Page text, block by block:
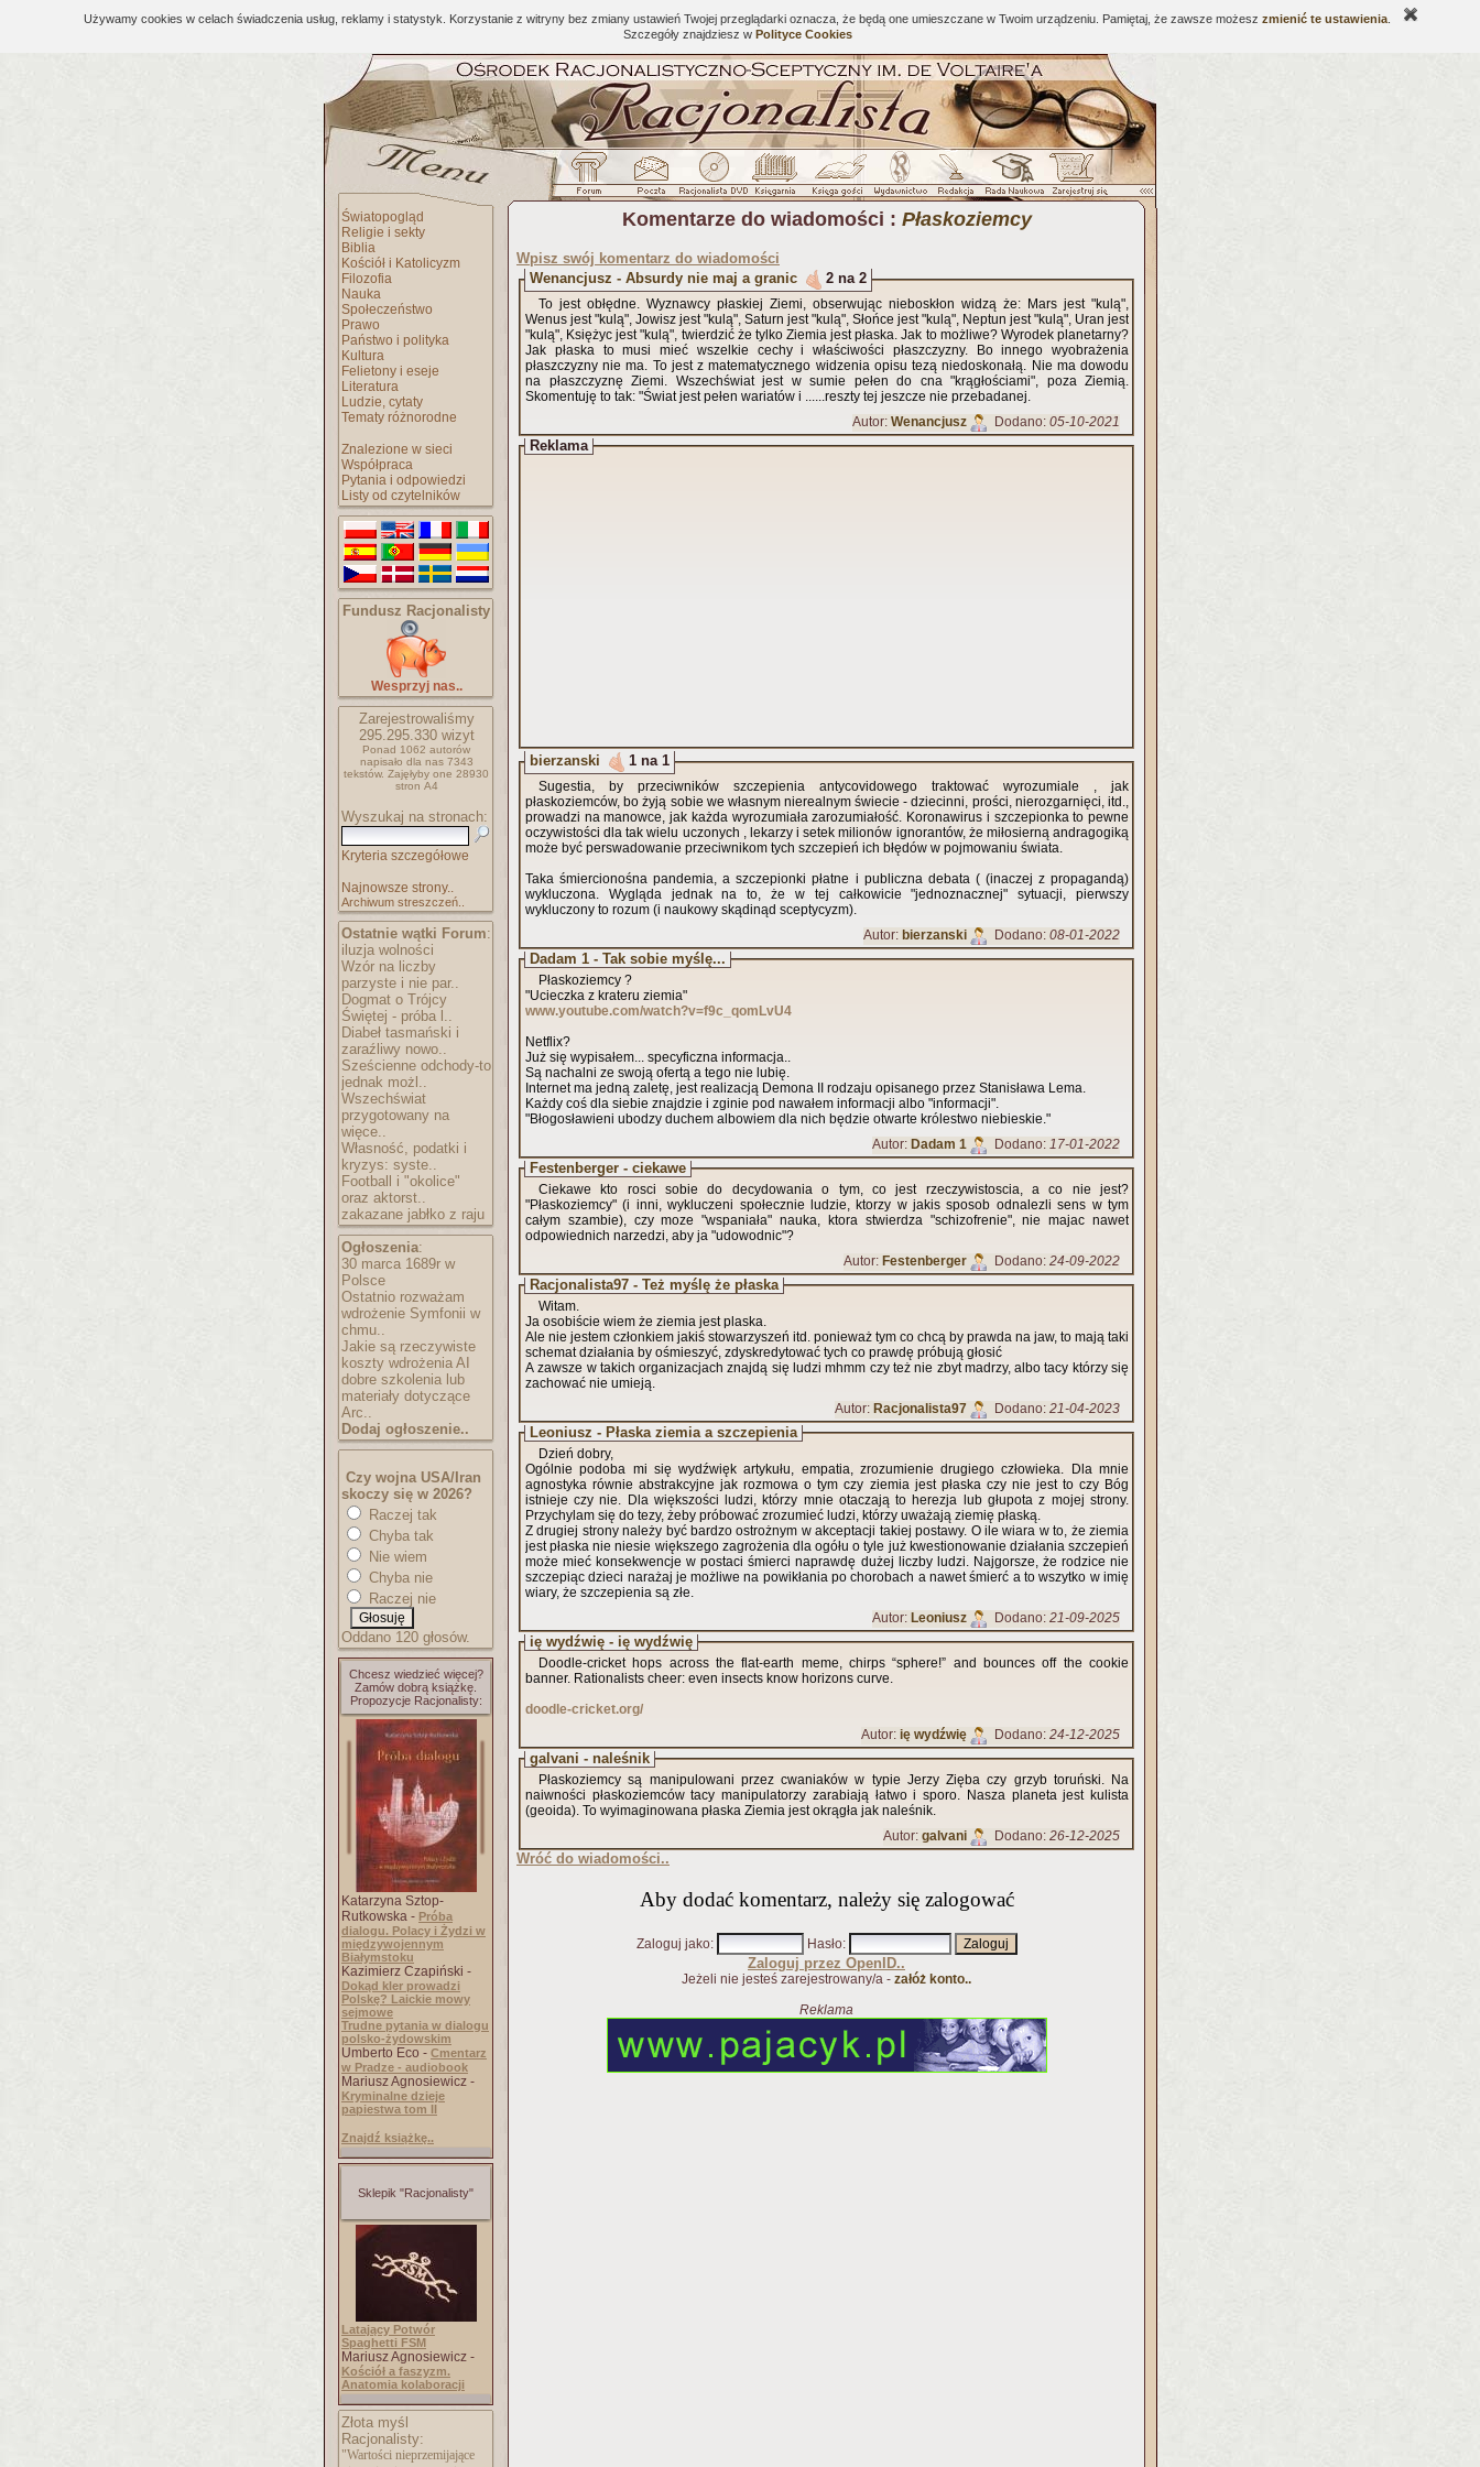
Używamy cookies w celach świadczenia usług, reklamy i statystyk. Korzystanie z witryny bez zmiany ustawień Twojej przeglądarki oznacza, że będą one umieszczane w Twoim urządzeniu. Pamiętaj, że zawsze możesz zmienić te ustawienia
Szczegóły znajdziesz w Polityce Cookies
Światopogląd
Religie i sekty
Biblia
Kościół i Katolicyzm
Filozofia
Nauka
Społeczeństwo
Prawo
Państwo i polityka
Kultura
Felietony i eseje
Literatura
Ludzie, cytaty
Tematy różnorodne
Znalezione w sieci
Współpraca
Pytania i odpowiedzi
Listy od czytelników
Fundusz Racjonalisty
Wesprzyj nas..
Zarejestrowaliśmy
295.295.330wizyt
Ponad 1062 autorów
napisało dla nas 7343
tekstów. Zajęłyby one 28930
stron A4
Wyszukaj na stronach:
Kryteria szczegółowe
Najnowsze strony..
Archiwum streszczeń..
Ostatnie wątki Forum:
iluzja wolności
Wzór na liczby
parzyste i nie par..
Dogmat o Trójcy
Świętej - próba l..
Diabeł tasmański i
zaraźliwy nowo..
Sześcienne odchody-to
jednak możl..
Wszechświat
przygotowany na
więce..
Własność, podatki i
kryzys: syste..
Football i "okolice"
oraz aktorst..
zakazane jabłko z raju
Ogłoszenia:
30 marca 1689r w
Polsce
Ostatnio rozważam
wdrożenie Symfonii w
chmu..
Jakie są rzeczywiste
koszty wdrożenia AI
dobre szkolenia lub
materiały dotyczące
Arc..
Dodaj ogłoszenie..
Czy wojna USA/Iran
skoczy się w 2026?
Raczej tak
Chyba tak
Nie wiem
Chyba nie
Raczej nie
Oddano 120 głosów.
Chcesz wiedzieć więcej?
Zamów dobrą książkę.
Propozycje Racjonalisty:
Katarzyna Sztop-
Rutkowska - Próba
dialogu. Polacy i Żydzi w
międzywojennym
Białymstoku
Kazimierz Czapiński -
Dokąd kler prowadzi
Polskę? Laickie mowy
sejmowe
Trudne pytania w dialogu
polsko-żydowskim
Umberto Eco - Cmentarz
w Pradze - audiobook
Mariusz Agnosiewicz -
Kryminalne dzieje
papiestwa tom II
Znajdź książkę..
Sklepik "Racjonalisty"
Latający Potwór
Spaghetti FSM
Mariusz Agnosiewicz -
Kościół a faszyzm.
Anatomia kolaboracji
Złota myśl
Racjonalisty:
"Wartości nieprzemijające
Komentarze do wiadomości : Płaskoziemcy
Wpisz swój komentarz do wiadomości
Wenancjusz - Absurdy nie maj a granic
2 na 2
To jest obłędne. Wyznawcy płaskiej Ziemi, obserwując nieboskłon widzą że: Mars jest "kulą",
Wenus jest "kulą", Jowisz jest "kulą", Saturn jest "kulą", Słońce jest "kulą", Neptun jest "kulą", Uran jest
"kulą", Księżyc jest "kulą", twierdzić że tylko Ziemia jest płaska. Jak to możliwe? Wyrodek planetarny?
Jak płaska to musi mieć wszelkie cechy i właściwości płaszczyzny. Bo innego wyobrażenia
płaszczyzny nie ma. To jest z matematycznego widzenia opisu tezą niedoskonałą. Nie ma dowodu
na płaszczyznę Ziemi. Wszechświat jest w sumie pełen do cna "krągłościami", poza Ziemią.
Skomentuję to tak: "Świat jest pełen wariatów i ......reszty tej jeszcze nie przebadanej.
Autor: Wenancjusz Dodano: 05-10-2021
Reklama
bierzanski 1 na 1
Sugestia, by przeciwników szczepienia antycovidowego traktować wyrozumiale , jak
płaskoziemców, bo żyją sobie we własnym nierealnym świecie - dziecinni, prości, nierozgarnięci, itd.,
prowadzi na manowce, jak każda wyrozumiała zarozumiałość. Koronawirus i szczepionka to pewne
oczywistości dla tak wielu uczonych , lekarzy i setek milionów ignorantów, że miłosierną andragogiką
może być perswadowanie przeciwnikom tych szczepień ich błędów w pojmowaniu świata.
Taka śmiercionośna pandemia, a szczepionki płatne i publiczna debata ( (inaczej z propagandą)
wykluczona. Wygląda jednak na to, że w tej całkowicie "jednoznacznej" sytuacji, pierwszy
wykluczony to rozum (i naukowy skądinąd sceptycyzm).
Autor: bierzanski Dodano: 08-01-2022
Dadam 1 - Tak sobie myślę...
Płaskoziemcy ?
"Ucieczka z krateru ziemia"
www.youtube.com/watch?v=f9c_qomLvU4
Netflix?
Już się wypisałem... specyficzna informacja..
Są nachalni ze swoją ofertą a tego nie lubię.
Internet ma jedną zaletę, jest realizacją Demona II rodzaju opisanego przez Stanisława Lema.
Każdy coś dla siebie znajdzie i zginie pod nawałem informacji albo "informacji".
"Błogosławieni ubodzy duchem albowiem dla nich będzie otwarte królestwo niebieskie."
Autor: Dadam 1 Dodano: 17-01-2022
Festenberger - ciekawe
Ciekawe kto rosci sobie do decydowania o tym, co jest rzeczywistoscia, a co nie jest?
"Płaskoziemcy" (i inni, wykluczeni społecznie ludzie, ktorzy w jakis sposob odnalezli sens w tym
całym szambie), czy moze "wspaniała" nauka, ktora stwierdza "schizofrenie", nie majac nawet
odpowiednich narzedzi, aby ja "udowodnic"?
Autor: Festenberger Dodano: 24-09-2022
Racjonalista97 - Też myślę że płaska
Witam.
Ja osobiście wiem że ziemia jest plaska.
Ale nie jestem członkiem jakiś stowarzyszeń itd. ponieważ tym co chcą by prawda na jaw, to mają taki
schemat działania by ośmieszyć, zdyskredytować tych co prawdę próbują głosić
A zawsze w takich organizacjach znajdą się ludzi mhmm czy też nie zbyt madrzy, albo tacy którzy się
zachować nie umieją.
Autor: Racjonalista97 Dodano: 21-04-2023
Leoniusz - Płaska ziemia a szczepienia
Dzień dobry,
Ogólnie podoba mi się wydźwięk artykułu, empatia, zrozumienie drugiego człowieka. Dla mnie
agnostyka równie abstrakcyjne jak rozmowa o tym czy ziemia jest płaska czy nie jest to czy Bóg
istnieje czy nie. Dla większości ludzi, którzy mnie otaczają to herezja lub głupota z mojej strony.
Przychylam się do tezy, żeby próbować zrozumieć ludzi, którzy uważają ziemię płaską.
Z drugiej strony należy być bardzo ostrożnym w akceptacji takiej postawy. O ile wiara w to, że ziemia
jest płaska nie niesie większego zagrożenia dla ogółu o tyle już kwestionowanie działania szczepień
może mieć konsekwencje w postaci śmierci naprawdę dużej liczby ludzi. Najgorsze, że rodzice nie
szczepiąc dzieci narażaj je możliwe na powikłania po chorobach a nawet śmierć a to wszytko w imię
wiary, że szczepienia są złe.
Autor: Leoniusz Dodano: 21-09-2025
ię wydźwię - ię wydźwię
Doodle-cricket hops across the flat-earth meme, chirps “sphere!” and bounces off the cookie
banner. Rationalists cheer: even insects know horizons curve.
doodle-cricket.org/
Autor: ię wydźwię Dodano: 24-12-2025
galvani - naleśnik
Płaskoziemcy są manipulowani przez cwaniaków w typie Jerzy Zięba czy grzyb toruński. Na
naiwności płaskoziemców tacy manipulatorzy zarabiają łatwo i sporo. Nasza planeta jest kulista
(geoida). To wyimaginowana płaska Ziemia jest okrągła jak naleśnik.
Autor: galvani Dodano: 26-12-2025
Wróć do wiadomości..
Aby dodać komentarz, należy się zalogować
Zaloguj jako: Hasło:
Zaloguj przez OpenID..
Jeżeli nie jesteś zarejestrowany/a - załóż konto..
Reklama